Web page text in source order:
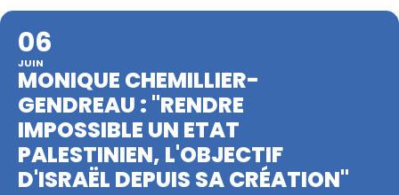
06
JUIN
MONIQUE CHEMILLIER-
GENDREAU : "RENDRE
IMPOSSIBLE UN ETAT
PALESTINIEN, L'OBJECTIF
D'ISRAËL DEPUIS SA CRÉATION"